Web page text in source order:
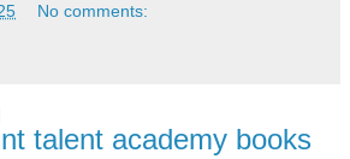
No comments:
talent academy books